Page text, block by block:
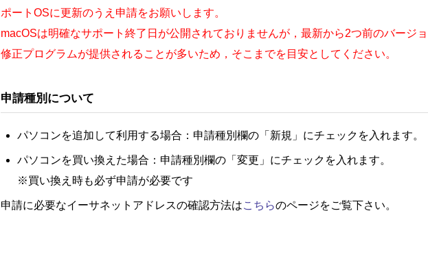
ポートOSに更新のうえ申請をお願いします。
macOSは明確なサポート終了日が公開されておりませんが，最新から2つ前のバージ
修正プログラムが提供されることが多いため，そこまでを目安としてください。
申請種別について
パソコンを追加して利用する場合：申請種別欄の「新規」にチェックを入れます。
パソコンを買い換えた場合：申請種別欄の「変更」にチェックを入れます。
※買い換え時も必ず申請が必要です
申請に必要なイーサネットアドレスの確認方法はこちらのページをご覧下さい。